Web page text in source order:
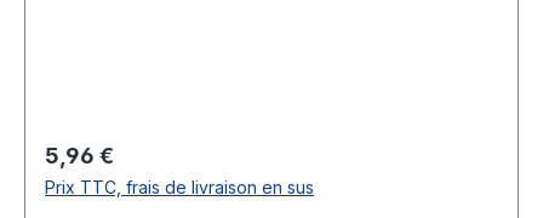
Prix régulier :
5,96 €
Prix TTC, frais de livraison en sus